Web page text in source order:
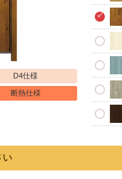
D4仕様
断熱仕様
い